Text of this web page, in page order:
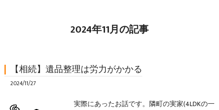
2024年11月の記事
【相続】遺品整理は労力がかかる
2024/11/27
実際にあったお話です。隣町の実家(4LDKの一